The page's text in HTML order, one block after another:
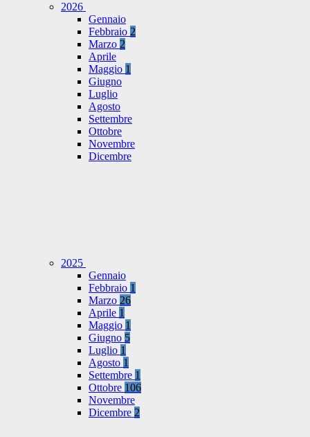
2026
Gennaio
Febbraio 2
Marzo 2
Aprile
Maggio 1
Giugno
Luglio
Agosto
Settembre
Ottobre
Novembre
Dicembre
2025
Gennaio
Febbraio 1
Marzo 26
Aprile 1
Maggio 1
Giugno 5
Luglio 1
Agosto 1
Settembre 1
Ottobre 106
Novembre
Dicembre 2